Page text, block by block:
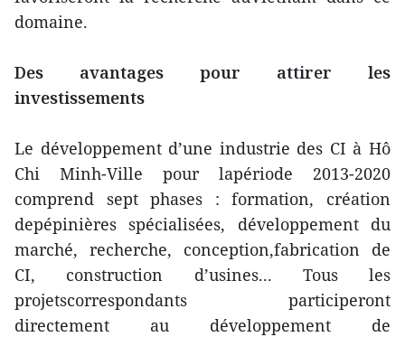
domaine.
Des avantages pour attirer les
investissements
Le développement d’une industrie des CI à Hô
Chi Minh-Ville pour lapériode 2013-2020
comprend sept phases : formation, création
depépinières spécialisées, développement du
marché, recherche, conception,fabrication de
CI, construction d’usines... Tous les
projetscorrespondants participeront
directement au développement de